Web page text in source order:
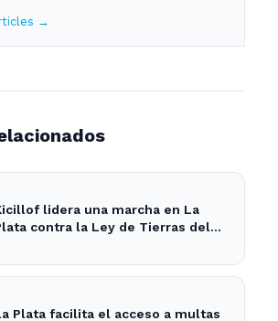
→
lidera una marcha en La
contra la Ley de Tierras del
Plata facilita el acceso a multas